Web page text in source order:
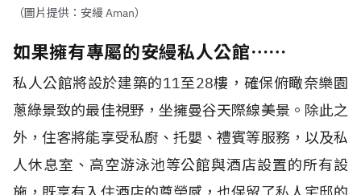
（圖片提供：安縵 Aman）
如果擁有專屬的安縵私人公館⋯⋯
私人公館將設於建築的11至28樓，確保俯瞰奈樂園
蔥綠景致的最佳視野，坐擁曼谷天際線美景。除此之
外，住客將能享受私廚、托嬰、禮賓等服務，以及私
人休息室、高空游泳池等公館與酒店設置的所有設